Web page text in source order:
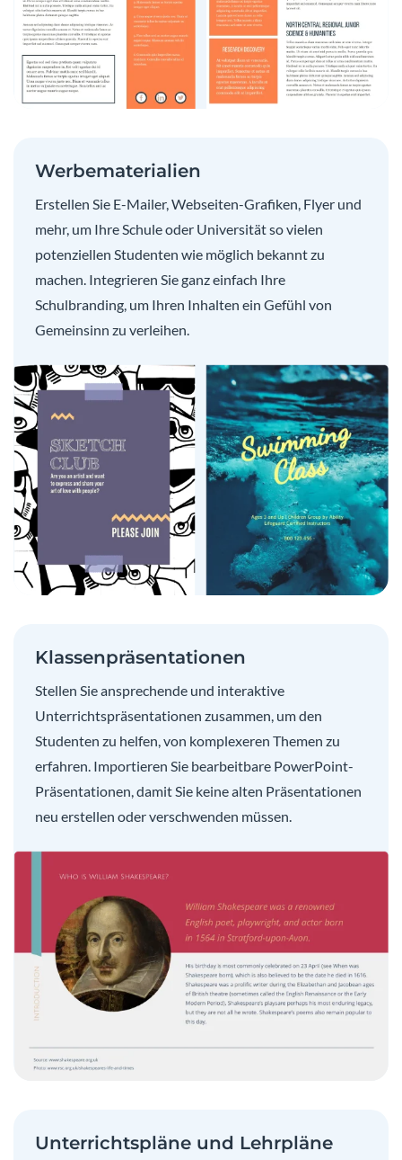
Werbematerialien
Erstellen Sie E-Mailer, Webseiten-Grafiken, Flyer und
mehr, um Ihre Schule oder Universität so vielen
potenziellen Studenten wie möglich bekannt zu
machen. Integrieren Sie ganz einfach Ihre
Schulbranding, um Ihren Inhalten ein Gefühl von
Gemeinsinn zu verleihen.
Klassenpräsentationen
Stellen Sie ansprechende und interaktive
Unterrichtspräsentationen zusammen, um den
Studenten zu helfen, von komplexeren Themen zu
erfahren. Importieren Sie bearbeitbare PowerPoint-
Präsentationen, damit Sie keine alten Präsentationen
neu erstellen oder verschwenden müssen.
Unterrichtspläne und Lehrpläne